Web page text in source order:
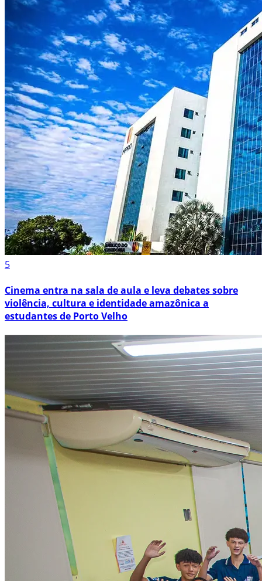
5
Cinema entra na sala de aula e leva debates sobre
violência, cultura e identidade amazônica a
estudantes de Porto Velho